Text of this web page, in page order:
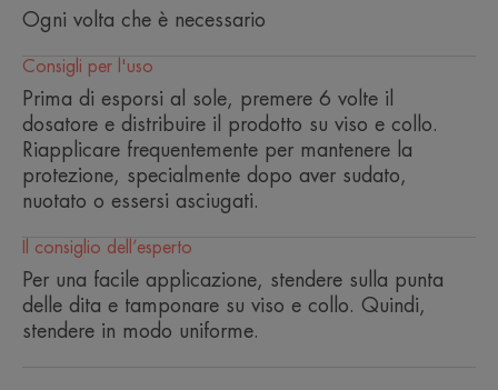
Vantaggio
Crema ad alto comfort per il viso con protezione
solare molto elevata / UVB-UVA e anti-età,
Trattamento la Protezione Solare Anti-Età SPF 50+
è adatto adatta alla pelle sensibile e aiuta a
Benefici
• FOTOPROTEZIONE : filtri UVB-UVA fotostabili
Ogni volta che è necessario
Consigli per l'uso
Prima di esporsi al sole, premere 6 volte il
dosatore e distribuire il prodotto su viso e collo.
Riapplicare frequentemente per mantenere la
protezione, specialmente dopo aver sudato,
nuotato o essersi asciugati.
Il consiglio dell’esperto
Per una facile applicazione, stendere sulla punta
delle dita e tamponare su viso e collo. Quindi,
stendere in modo uniforme.